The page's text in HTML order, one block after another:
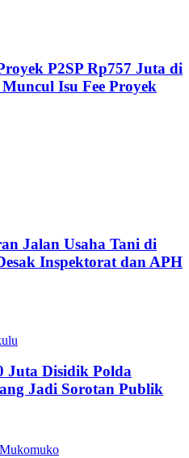
P2SP Rp757 Juta di
Isu Fee Proyek
Jalan Usaha Tani di
Inspektorat dan APH
Juta Disidik Polda
Jadi Sorotan Publik
Mukomuko